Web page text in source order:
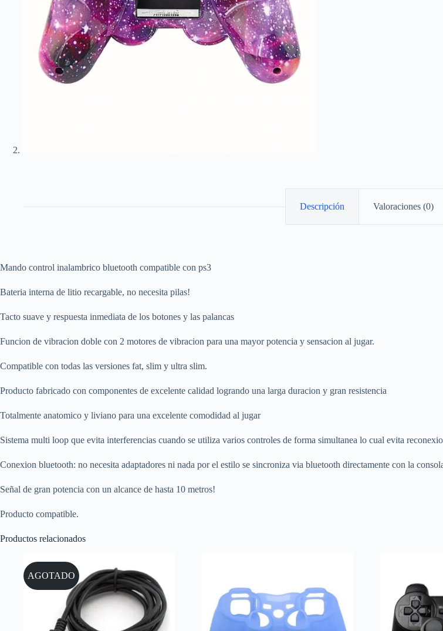
Descripción Valoraciones (0)
Mando control inalambrico bluetooth compatible con ps3
Bateria interna de litio recargable, no necesita pilas!
Tacto suave y respuesta inmediata de los botones y las palancas
Funcion de vibracion doble con 2 motores de vibracion para una mayor potencia y sensacion al jugar.
Compatible con todas las versiones fat, slim y ultra slim.
Producto fabricado con componentes de excelente calidad logrando una larga duracion y gran resistencia
Totalmente anatomico y liviano para una excelente comodidad al jugar
Sistema multi loop que evita interferencias cuando se utiliza varios controles de forma simultanea lo cual evita
Conexion bluetooth: no necesita adaptadores ni nada por el estilo se sincroniza via bluetooth directamente con la
Señal de gran potencia con un alcance de hasta 10 metros!
Producto compatible.
Productos relacionados
AGOTADO